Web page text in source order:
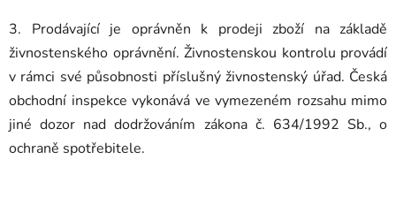
3. Prodávající je oprávněn k prodeji zboží na základě
živnostenského oprávnění. Živnostenskou kontrolu provádí
v rámci své působnosti příslušný živnostenský úřad. Česká
obchodní inspekce vykonává ve vymezeném rozsahu mimo
jiné dozor nad dodržováním zákona č. 634/1992 Sb., o
ochraně spotřebitele.